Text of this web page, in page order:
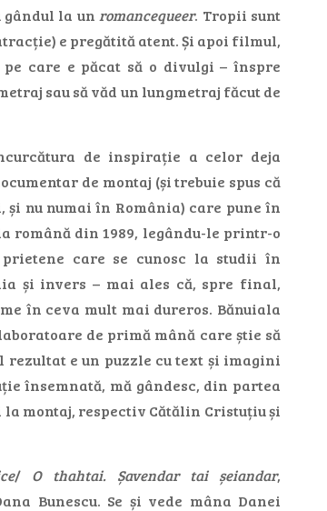
gândul la un romancequeer. Tropii sunt
e pregătită atent. Și apoi filmul,
care e păcat să o divulgi – înspre
sau să văd un lungmetraj făcut de
de inspirație a celor deja
de montaj (și trebuie spus că
nu numai în România) care pune în
din 1989, legându-le printr-o
care se cunosc la studii în
și invers – mai ales că, spre final,
în ceva mult mai dureros. Bănuiala
de primă mână care știe să
e un puzzle cu text și imagini
însemnată, mă gândesc, din partea
montaj, respectiv Cătălin Cristuțiu și
/ O thahtai. Șavendar tai șeiandar,
Bunescu. Se și vede mâna Danei